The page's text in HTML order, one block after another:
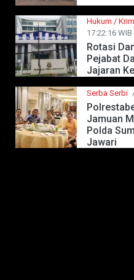
Hukum /
17:22:16 WIB
Rotasi
Pejabat
Jajaran
Serba Serbi
Jamuan
Polda
Jawari